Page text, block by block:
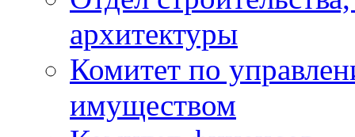
архитектуры
Комитет по
имуществом